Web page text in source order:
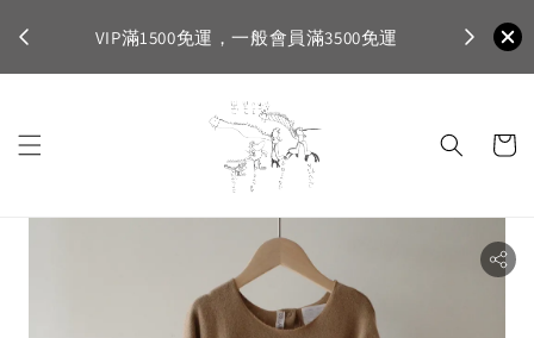
VIP滿1500免運，一般會員滿3500免運
首購登入